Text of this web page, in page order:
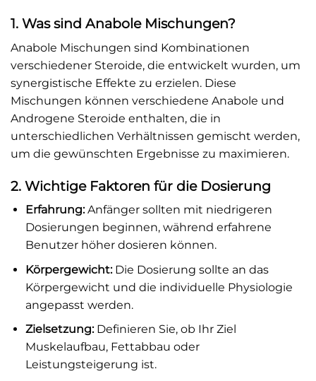
1. Was sind Anabole Mischungen?
Anabole Mischungen sind Kombinationen
verschiedener Steroide, die entwickelt wurden, um
synergistische Effekte zu erzielen. Diese
Mischungen können verschiedene Anabole und
Androgene Steroide enthalten, die in
unterschiedlichen Verhältnissen gemischt werden,
um die gewünschten Ergebnisse zu maximieren.
2. Wichtige Faktoren für die Dosierung
Erfahrung:Anfänger sollten mit niedrigeren
Dosierungen beginnen, während erfahrene
Benutzer höher dosieren können.
Körpergewicht:Die Dosierung sollte an das
Körpergewicht und die individuelle Physiologie
angepasst werden.
Zielsetzung:Definieren Sie, ob Ihr Ziel
Muskelaufbau, Fettabbau oder
Leistungsteigerung ist.